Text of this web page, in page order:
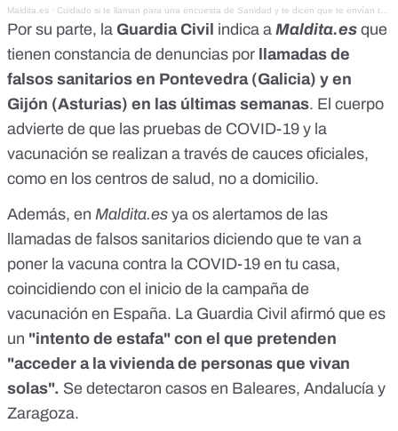
Maldita.es · Cuidado si te llaman para una encuesta de Sanidad y te dicen que te envían técnicos a casa
Por su parte, la Guardia Civil indica a Maldita.es que
tienen constancia de denuncias por
llamadas de
falsos sanitarios en Pontevedra (Galicia) y en
Gijón (Asturias) en las últimas semanas. El cuerpo
advierte de que las pruebas de COVID-19 y la
vacunación se realizan a través de cauces oficiales,
como en los centros de salud, no a domicilio.
Además, en Maldita.es ya os alertamos de las
llamadas de falsos sanitarios diciendo que te van a
poner la vacuna contra la COVID-19 en tu casa,
coincidiendo con el inicio de la campaña de
vacunación en España. La Guardia Civil afirmó que es
un "intento de estafa" con el que pretenden
"acceder a la vivienda de personas que vivan
solas". Se detectaron casos en Baleares, Andalucía y
Zaragoza.